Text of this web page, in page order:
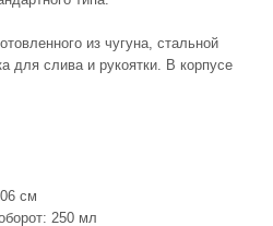
из чугуна, стальной
для слива и рукоятки. В корпусе
см
250 мл